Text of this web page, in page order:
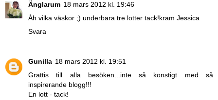
Änglarum 18 mars 2012 kl. 19:46
Åh vilka väskor ;) underbara tre lotter tack!kram Jessica
Svara
Gunilla 18 mars 2012 kl. 19:51
Grattis till alla besöken...inte så konstigt med så
inspirerande blogg!!!
En lott - tack!